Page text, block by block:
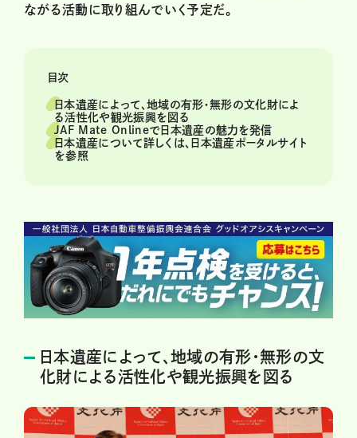
ながる活動に取り組んでいく予定だ。
目次
日本遺産によって、地域の有形・無形の文化財によ
る活性化や観光振興を図る
JAF Mate Onlineで日本遺産の魅力を発信
日本遺産について詳しくは、日本遺産ポータルサイト
を参照
日本遺産によって、地域の有形・無形の文
化財による活性化や観光振興を図る